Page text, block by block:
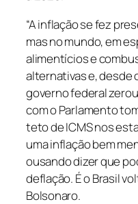
“A inflação se fez
mas no mundo, em
alimentícios e
alternativas e, desde
governo federal
com o Parlamento
teto de ICMS nos
uma inflação bem
ousando dizer que
deflação. É o Brasil
Bolsonaro.